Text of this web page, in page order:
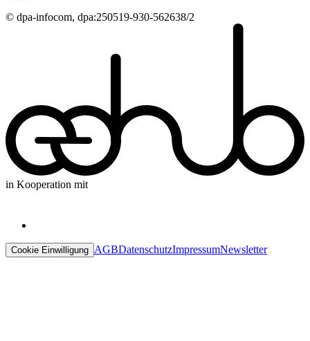
© dpa-infocom, dpa:250519-930-562638/2
in Kooperation mit
Cookie Einwilligung AGBDatenschutzImpressumNewsletter